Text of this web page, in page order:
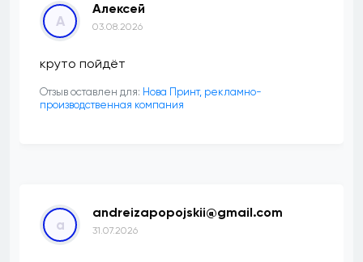
А
Алексей
03.08.2026
круто пойдёт
Отзыв оставлен для: Нова Принт, рекламно-
производственная компания
a
andreizapopojskii@gmail.com
31.07.2026